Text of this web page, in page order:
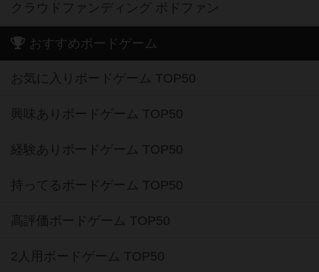
クラウドファンディング ボドファン
おすすめボードゲーム
お気に入りボードゲーム TOP50
興味ありボードゲーム TOP50
経験ありボードゲーム TOP50
持ってるボードゲーム TOP50
高評価ボードゲーム TOP50
2人用ボードゲーム TOP50